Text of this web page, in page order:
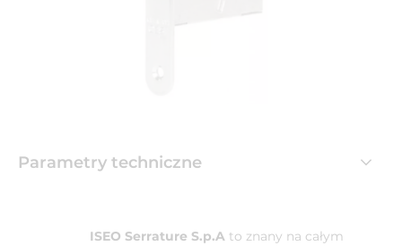
Parametry techniczne
ISEO Serrature S.p.A to znany na całym